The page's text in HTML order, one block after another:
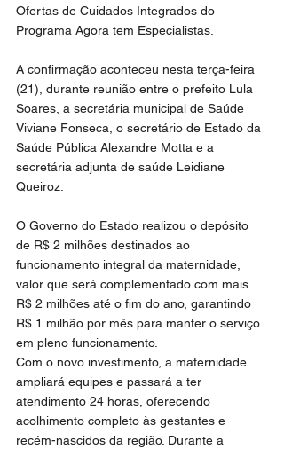
Ofertas de Cuidados Integrados do
Programa Agora tem Especialistas.
A confirmação aconteceu nesta terça-feira
(21), durante reunião entre o prefeito Lula
Soares, a secretária municipal de Saúde
Viviane Fonseca, o secretário de Estado da
Saúde Pública Alexandre Motta e a
secretária adjunta de saúde Leidiane
Queiroz.
O Governo do Estado realizou o depósito
de R$ 2 milhões destinados ao
funcionamento integral da maternidade,
valor que será complementado com mais
R$ 2 milhões até o fim do ano, garantindo
R$ 1 milhão por mês para manter o serviço
em pleno funcionamento.
Com o novo investimento, a maternidade
ampliará equipes e passará a ter
atendimento 24 horas, oferecendo
acolhimento completo às gestantes e
recém-nascidos da região. Durante a